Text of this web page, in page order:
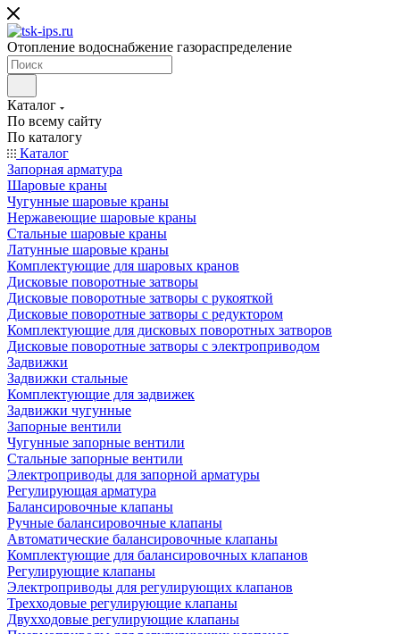
Отопление водоснабжение газораспределение
Каталог
По всему сайту
По каталогу
Каталог
Запорная арматура
Шаровые краны
Чугунные шаровые краны
Нержавеющие шаровые краны
Стальные шаровые краны
Латунные шаровые краны
Комплектующие для шаровых кранов
Дисковые поворотные затворы
Дисковые поворотные затворы с рукояткой
Дисковые поворотные затворы с редуктором
Комплектующие для дисковых поворотных затворов
Дисковые поворотные затворы с электроприводом
Задвижки
Задвижки стальные
Комплектующие для задвижек
Задвижки чугунные
Запорные вентили
Чугунные запорные вентили
Стальные запорные вентили
Электроприводы для запорной арматуры
Регулирующая арматура
Балансировочные клапаны
Ручные балансировочные клапаны
Автоматические балансировочные клапаны
Комплектующие для балансировочных клапанов
Регулирующие клапаны
Электроприводы для регулирующих клапанов
Трехходовые регулирующие клапаны
Двухходовые регулирующие клапаны